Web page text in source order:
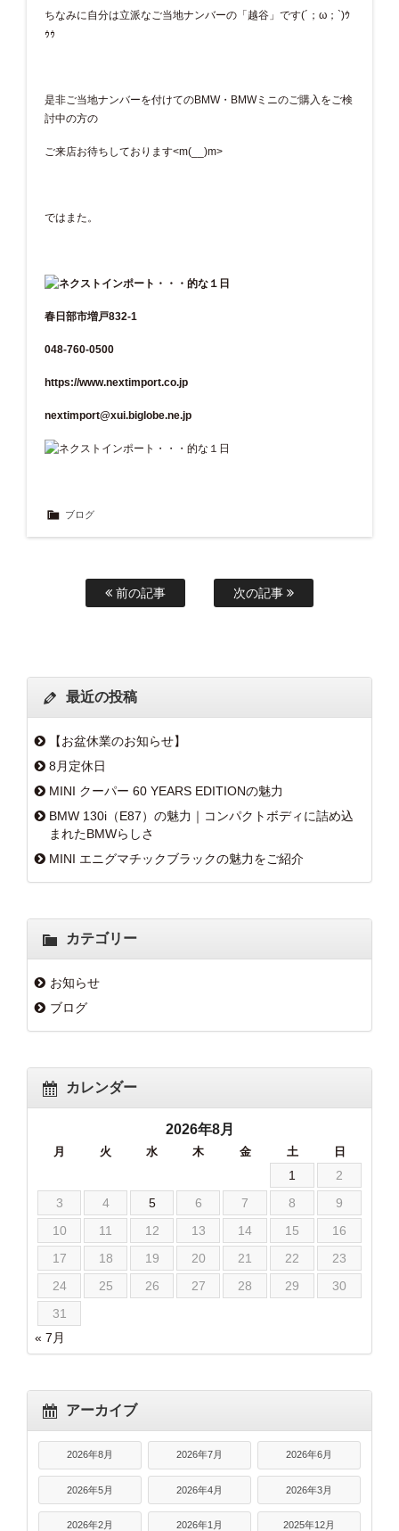
ちなみに自分は立派なご当地ナンバーの「越谷」です(´；ω；`)ｳ
ｩｩ
是非ご当地ナンバーを付けてのBMW・BMWミニのご購入をご検
討中の方の
ご来店お待ちしております<m(__)m>
ではまた。
春日部市増戸832-1
048-760-0500
https://www.nextimport.co.jp
nextimport@xui.biglobe.ne.jp
ブログ
前の記事 次の記事
最近の投稿
【お盆休業のお知らせ】
8月定休日
MINI クーパー 60 YEARS EDITIONの魅力
BMW 130i（E87）の魅力｜コンパクトボディに詰め込
まれたBMWらしさ
MINI エニグマチックブラックの魅力をご紹介
カテゴリー
お知らせ
ブログ
カレンダー
2026年8月
月 火 水 木 金 土 日
1
2
3
4 5 6 7 8
9
10
11 12 13 14 15
16
17
18 19 20 21 22
23
24
25 26 27 28 29
30
31
« 7月
アーカイブ
2026年8月 2026年7月 2026年6月
2026年5月 2026年4月 2026年3月
2026年2月 2026年1月 2025年12月